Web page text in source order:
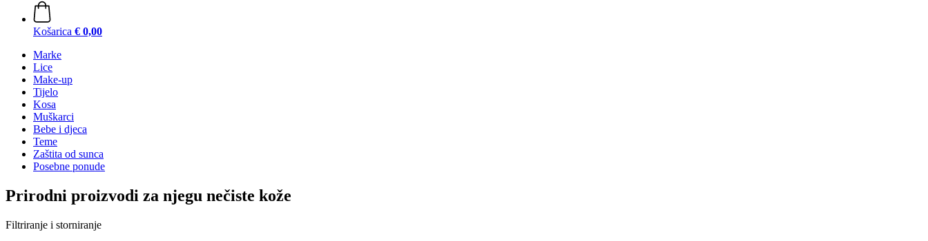
Košarica € 0,00
Marke
Lice
Make-up
Tijelo
Kosa
Muškarci
Bebe i djeca
Teme
Zaštita od sunca
Posebne ponude
Prirodni proizvodi za njegu nečiste kože
Filtriranje i storniranje